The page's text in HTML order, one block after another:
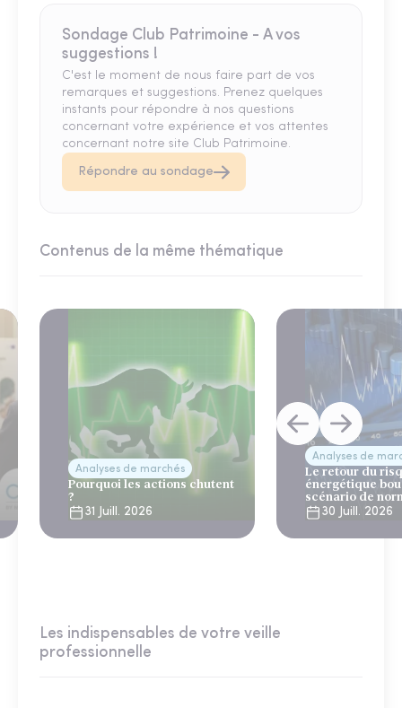
Sondage Club Patrimoine - A vos
suggestions !
C'est le moment de nous faire part de vos
remarques et suggestions. Prenez quelques
instants pour répondre à nos questions
concernant votre expérience et vos attentes
concernant notre site Club Patrimoine.
Répondre au sondage
Contenus de la même thématique
Analyses de marchés
Pourquoi les actions chutent
?
31 Juill. 2026
Analyses de
Le retour du
énergétique
scénario de
30 Juill. 2026
Les indispensables de votre veille
professionnelle